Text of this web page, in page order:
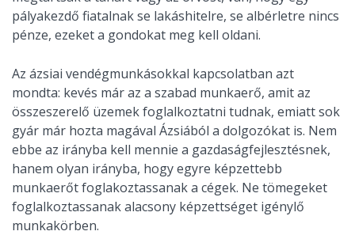
pályakezdő fiatalnak se lakáshitelre, se albérletre nincs
pénze, ezeket a gondokat meg kell oldani.
Az ázsiai vendégmunkásokkal kapcsolatban azt
mondta: kevés már az a szabad munkaerő, amit az
összeszerelő üzemek foglalkoztatni tudnak, emiatt sok
gyár már hozta magával Ázsiából a dolgozókat is. Nem
ebbe az irányba kell mennie a gazdaságfejlesztésnek,
hanem olyan irányba, hogy egyre képzettebb
munkaerőt foglakoztassanak a cégek. Ne tömegeket
foglalkoztassanak alacsony képzettséget igénylő
munkakörben.